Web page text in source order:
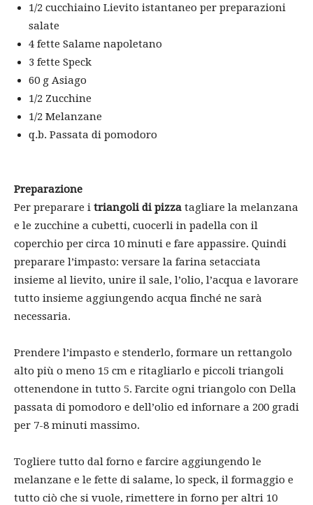
1/2 cucchiaino Lievito istantaneo per preparazioni
salate
4 fette Salame napoletano
3 fette Speck
60 g Asiago
1/2 Zucchine
1/2 Melanzane
q.b. Passata di pomodoro
Preparazione
Per preparare i triangoli di pizza tagliare la melanzana
e le zucchine a cubetti, cuocerli in padella con il
coperchio per circa 10 minuti e fare appassire. Quindi
preparare l’impasto: versare la farina setacciata
insieme al lievito, unire il sale, l’olio, l’acqua e lavorare
tutto insieme aggiungendo acqua finché ne sarà
necessaria.
Prendere l’impasto e stenderlo, formare un rettangolo
alto più o meno 15 cm e ritagliarlo e piccoli triangoli
ottenendone in tutto 5. Farcite ogni triangolo con Della
passata di pomodoro e dell’olio ed infornare a 200 gradi
per 7-8 minuti massimo.
Togliere tutto dal forno e farcire aggiungendo le
melanzane e le fette di salame, lo speck, il formaggio e
tutto ciò che si vuole, rimettere in forno per altri 10